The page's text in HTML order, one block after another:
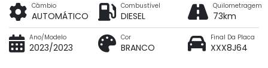
Câmbio
AUTOMÁTICO
Combustível
DIESEL
Quilometragem
73km
Ano/Modelo
2023/2023
Cor
BRANCO
Final Da Placa
XXX8J64